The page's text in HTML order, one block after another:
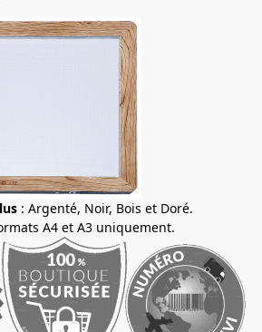
: Argenté, Noir, Bois et Doré.
A4 et A3 uniquement.